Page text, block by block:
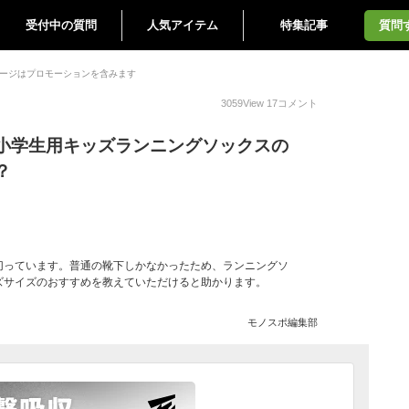
受付中の質問 人気アイテム 特集記事 質問
ジはプロモーションを含みます
3059View 17コメント
学生用キッズランニングソックスの
ています。普通の靴下しかなかったため、ランニングソ
イズのおすすめを教えていただけると助かります。
モノスポ編集部